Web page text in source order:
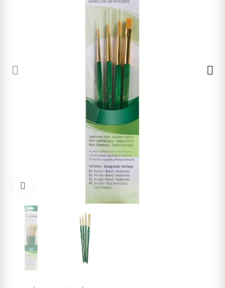
Cliquez pour agrandir